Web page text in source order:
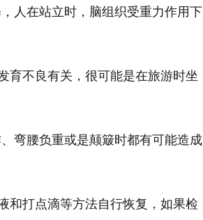
人在站立时，脑组织受重力作用下
育不良有关，很可能是在旅游时坐
弯腰负重或是颠簸时都有可能造成
和打点滴等方法自行恢复，如果检